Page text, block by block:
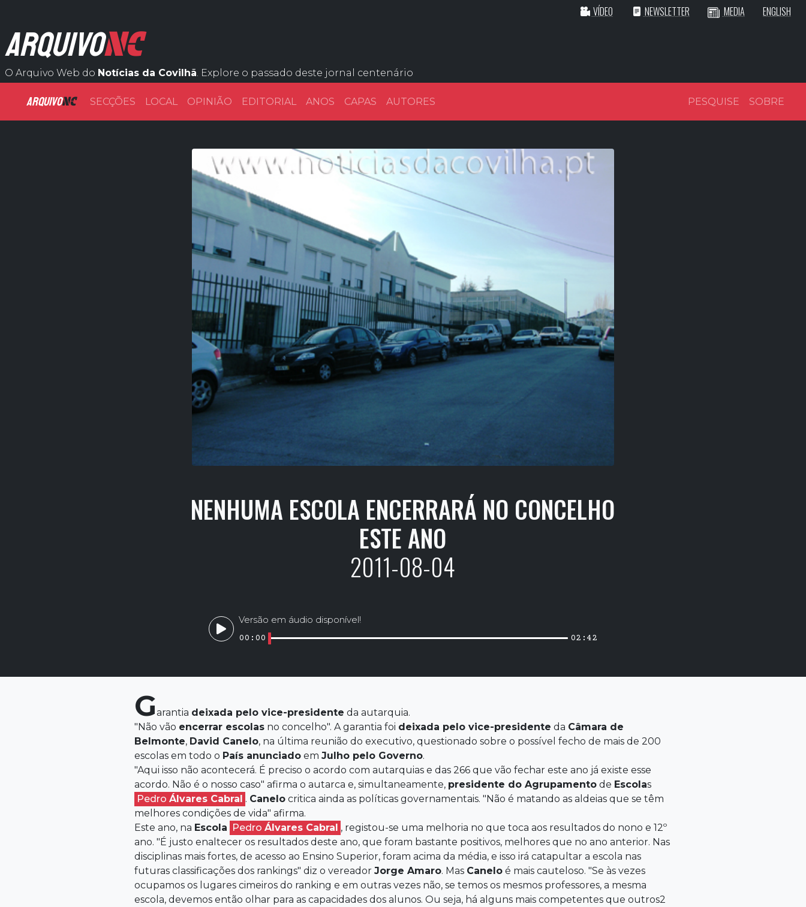
VÍDEO NEWSLETTER MEDIA ENGLISH
ARQUIVONC
O Arquivo Web do Notícias da Covilhã. Explore o passado deste jornal centenário
ARQUIVONC SECÇÕES LOCAL OPINIÃO EDITORIAL ANOS CAPAS AUTORES PESQUISE SOBRE
NENHUMA ESCOLA ENCERRARÁ NO CONCELHO
ESTE ANO
2011-08-04
Versão em áudio disponível!
00:00 02:42
Garantia deixada pelo vice-presidente da autarquia.
"Não vão encerrar escolas no concelho". A garantia foi deixada pelo vice-presidente da Câmara de
Belmonte, David Canelo, na última reunião do executivo, questionado sobre o possível fecho de mais de 200
escolas em todo o País anunciado em Julho pelo Governo.
"Aqui isso não acontecerá. É preciso o acordo com autarquias e das 266 que vão fechar este ano já existe esse
acordo. Não é o nosso caso" afirma o autarca e, simultaneamente, presidente do Agrupamento de Escolas
Pedro Álvares Cabral . Canelo critica ainda as políticas governamentais. "Não é matando as aldeias que se têm
melhores condições de vida" afirma.
Este ano, na Escola Pedro Álvares Cabral , registou-se uma melhoria no que toca aos resultados do nono e 12º
ano. "É justo enaltecer os resultados deste ano, que foram bastante positivos, melhores que no ano anterior. Nas
disciplinas mais fortes, de acesso ao Ensino Superior, foram acima da média, e isso irá catapultar a escola nas
futuras classificações dos rankings" diz o vereador Jorge Amaro. Mas Canelo é mais cauteloso. "Se às vezes
ocupamos os lugares cimeiros do ranking e em outras vezes não, se temos os mesmos professores, a mesma
escola, devemos então olhar para as capacidades dos alunos. Ou seja, há alguns mais competentes que outros2